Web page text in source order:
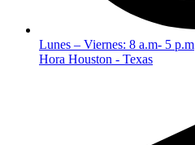
Lunes – Viernes: 8 a.m- 5 p.m
Hora Houston - Texas